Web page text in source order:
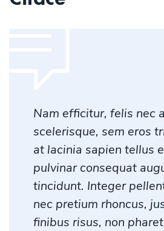
Nam efficitur, felis nec
scelerisque, sem eros
at lacinia sapien tellus
pulvinar consequat
tincidunt. Integer
nec pretium rhoncus,
finibus risus, non